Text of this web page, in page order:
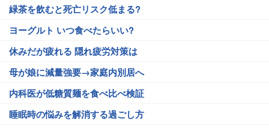
緑茶を飲むと死亡リスク低まる?
ヨーグルト いつ食べたらいい?
休みだが疲れる 隠れ疲労対策は
母が娘に減量強要→家庭内別居へ
内科医が低糖質麺を食べ比べ検証
睡眠時の悩みを解消する過ごし方